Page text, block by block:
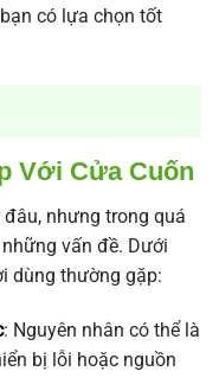
có lựa chọn tốt
Với Cửa Cuốn
nhưng trong quá
vấn đề. Dưới
dùng thường gặp:
: Nguyên nhân có thể là
bị lỗi hoặc nguồn